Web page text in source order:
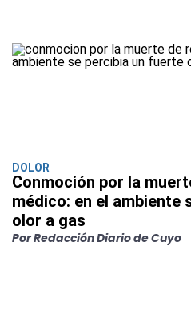
DOLOR
Conmoción por la
médico: en el ambiente
olor a gas
Por Redacción Diario de Cuyo